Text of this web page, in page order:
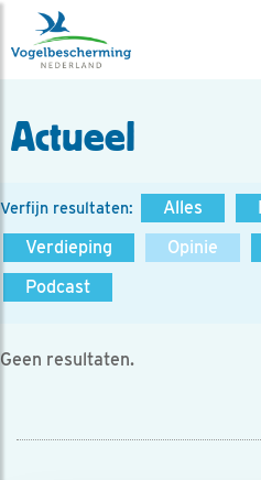
Actueel
Verfijn resultaten: Alles
Verdieping
Opinie
Podcast
Geen resultaten.